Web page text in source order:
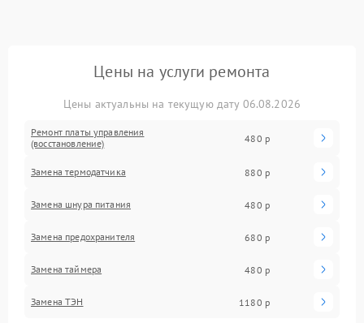
Цены на услуги ремонта
Цены актуальны на текущую дату 06.08.2026
Ремонт платы управления
(восстановление)
480 р
Замена термодатчика 880 р
Замена шнура питания 480 р
Замена предохранителя 680 р
Замена таймера 480 р
Замена ТЭН 1180 р